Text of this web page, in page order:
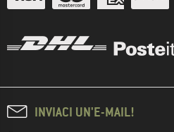
INVIACI UN'E-MAIL!